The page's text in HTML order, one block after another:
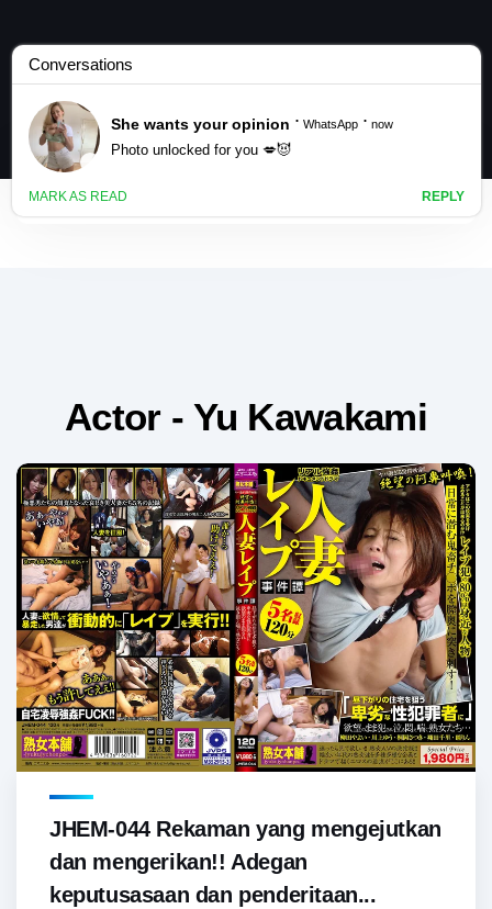
Actor - Yu Kawakami
JHEM-044 Rekaman yang mengejutkan
dan mengerikan!! Adegan
keputusasaan dan penderitaan...